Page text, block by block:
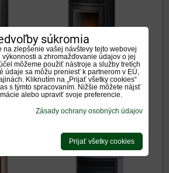
ABX ARKTIS 4 čierny
súkromia
na zlepšenie vašej návštevy tejto webovej
výkonnosti a zhromažďovanie údajov o jej
môžeme použiť nástroje a služby tretích
údaje sa môžu preniesť k partnerom v EÚ,
Kliknutím na „Prijať všetky cookies“
s týmto spracovaním. Nižšie môžete nájsť
alebo upraviť svoje preferencie.
Zásady ochrany osobných údajov
Prijať všetky cookies